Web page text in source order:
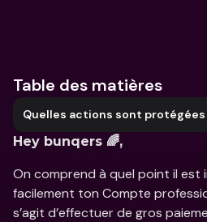
Table des matières
Hey bunqers 🌈,
On comprend à quel point il
facilement ton Compte
s’agit d’effectuer de gros